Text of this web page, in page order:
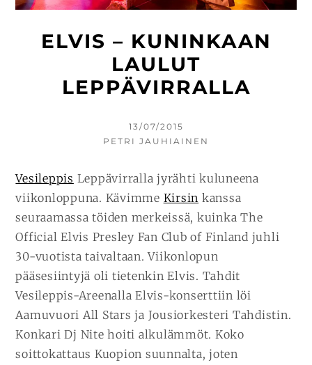
ELVIS – KUNINKAAN
LAULUT
LEPPÄVIRRALLA
KIRJOITETTU
13/07/2015
KIRJOITTAJA
PETRI JAUHIAINEN
Vesileppis Leppävirralla jyrähti kuluneena
viikonloppuna. Kävimme Kirsin kanssa
seuraamassa töiden merkeissä, kuinka The
Official Elvis Presley Fan Club of Finland juhli
30-vuotista taivaltaan. Viikonlopun
pääsesiintyjä oli tietenkin Elvis. Tahdit
Vesileppis-Areenalla Elvis-konserttiin löi
Aamuvuori All Stars ja Jousiorkesteri Tahdistin.
Konkari Dj Nite hoiti alkulämmöt. Koko
soittokattaus Kuopion suunnalta, joten